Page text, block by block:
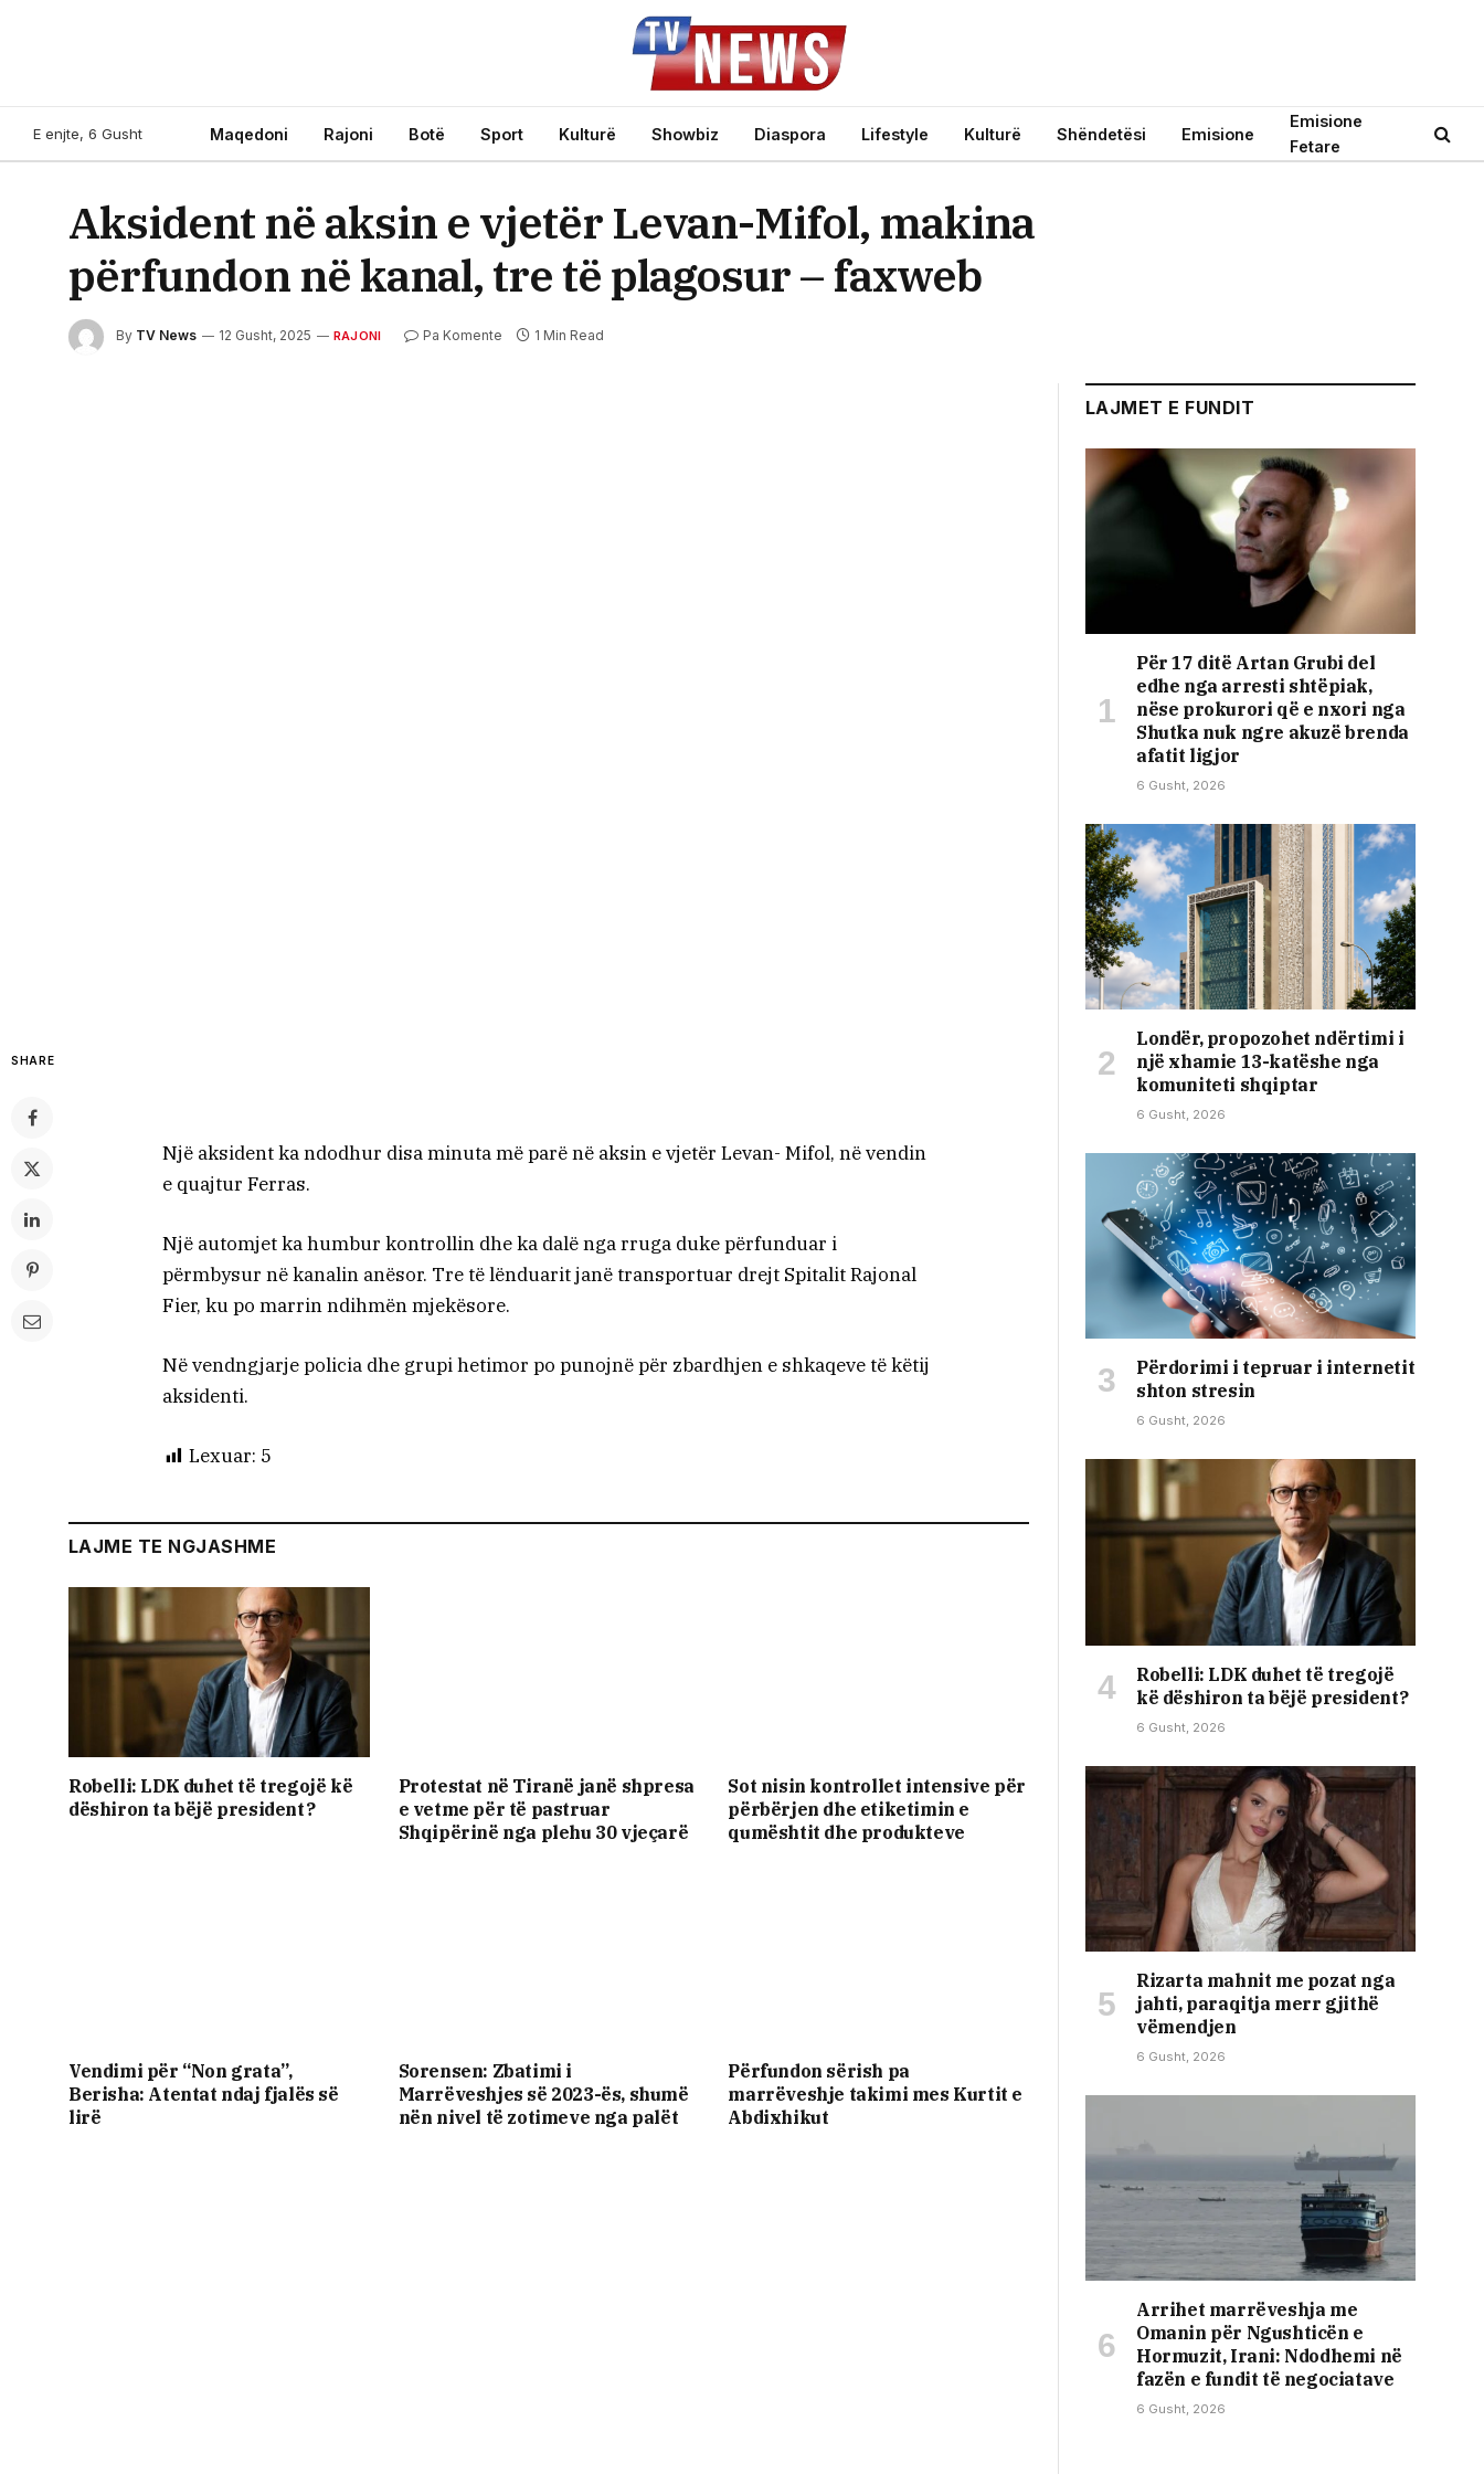
E enjte, 6 Gusht Maqedoni Rajoni Botë Sport Kulturë Showbiz Diaspora Lifestyle Kulturë Shëndetësi Emisione
Emisione
Fetare
Aksident në aksin e vjetër Levan-Mifol, makina
përfundon në kanal, tre të plagosur – faxweb
By TV News 12 Gusht, 2025 RAJONI Pa Komente 1 Min Read
SHARE
Një aksident ka ndodhur disa minuta më parë në aksin e vjetër Levan- Mifol, në vendin
e quajtur Ferras.
Një automjet ka humbur kontrollin dhe ka dalë nga rruga duke përfunduar i
përmbysur në kanalin anësor. Tre të lënduarit janë transportuar drejt Spitalit Rajonal
Fier, ku po marrin ndihmën mjekësore.
Në vendngjarje policia dhe grupi hetimor po punojnë për zbardhjen e shkaqeve të këtij
aksidenti.
Lexuar: 5
LAJME TE NGJASHME
Robelli: LDK duhet të tregojë kë
dëshiron ta bëjë president?
Protestat në Tiranë janë shpresa
e vetme për të pastruar
Shqipërinë nga plehu 30 vjeçarë
Sot nisin kontrollet intensive për
përbërjen dhe etiketimin e
qumështit dhe produkteve
Vendimi për “Non grata”,
Berisha: Atentat ndaj fjalës së
lirë
Sorensen: Zbatimi i
Marrëveshjes së 2023-ës, shumë
nën nivel të zotimeve nga palët
Përfundon sërish pa
marrëveshje takimi mes Kurtit e
Abdixhikut
LAJMET E FUNDIT
Për 17 ditë Artan Grubi del
edhe nga arresti shtëpiak,
nëse prokurori që e nxori nga
Shutka nuk ngre akuzë brenda
afatit ligjor
6 Gusht, 2026
Londër, propozohet ndërtimi i
një xhamie 13-katëshe nga
komuniteti shqiptar
6 Gusht, 2026
Përdorimi i tepruar i internetit
shton stresin
6 Gusht, 2026
Robelli: LDK duhet të tregojë
kë dëshiron ta bëjë president?
6 Gusht, 2026
Rizarta mahnit me pozat nga
jahti, paraqitja merr gjithë
vëmendjen
6 Gusht, 2026
Arrihet marrëveshja me
Omanin për Ngushticën e
Hormuzit, Irani: Ndodhemi në
fazën e fundit të negociatave
6 Gusht, 2026